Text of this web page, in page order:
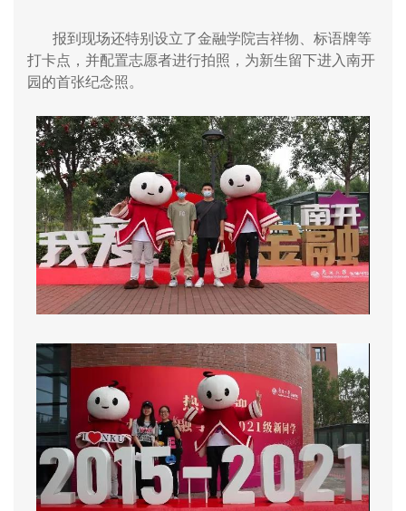
报到现场还特别设立了金融学院吉祥物、标语牌等
打卡点，并配置志愿者进行拍照，为新生留下进入南开
园的首张纪念照。